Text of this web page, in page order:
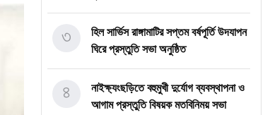
হিল সার্ভিস রাঙ্গামাটির সপ্তম বর্ষপূর্তি উদযাপন
ঘিরে প্রস্তুতি সভা অনুষ্ঠিত
৩
নাইক্ষ্যংছড়িতে বহুমুখী দুর্যোগ ব্যবস্থাপনা ও
আগাম প্রস্তুতি বিষয়ক মতবিনিময় সভা
৪